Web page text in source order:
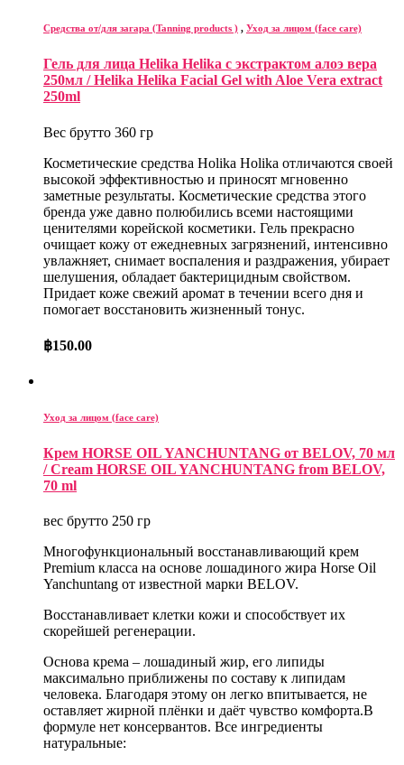
Средства от/для загара (Tanning products ) , Уход за лицом (face care)
Гель для лица Helika Helika с экстрактом алоэ вера
250мл / Helika Helika Facial Gel with Aloe Vera extract
250ml
Вес брутто 360 гр
Косметические средства Holika Holika отличаются своей
высокой эффективностью и приносят мгновенно
заметные результаты. Косметические средства этого
бренда уже давно полюбились всеми настоящими
ценителями корейской косметики. Гель прекрасно
очищает кожу от ежедневных загрязнений, интенсивно
увлажняет, снимает воспаления и раздражения, убирает
шелушения, обладает бактерицидным свойством.
Придает коже свежий аромат в течении всего дня и
помогает восстановить жизненный тонус.
฿150.00
Уход за лицом (face care)
Крем HORSE OIL YANCHUNTANG от BELOV, 70 мл
/ Cream HORSE OIL YANCHUNTANG from BELOV,
70 ml
вес брутто 250 гр
Многофункциональный восстанавливающий крем
Premium класса на основе лошадиного жира Horse Oil
Yanchuntang от известной марки BELOV.
Восстанавливает клетки кожи и способствует их
скорейшей регенерации.
Основа крема – лошадиный жир, его липиды
максимально приближены по составу к липидам
человека. Благодаря этому он легко впитывается, не
оставляет жирной плёнки и даёт чувство комфорта.В
формуле нет консервантов. Все ингредиенты
натуральные: